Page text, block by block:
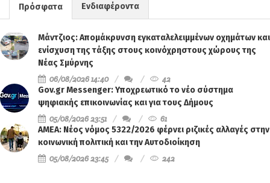
Πρόσφατα Ενδιαφέροντα
Μάντζιος: Απομάκρυνση εγκαταλελειμμένων οχημάτων και
ενίσχυση της τάξης στους κοινόχρηστους χώρους της
Νέας Σμύρνης
06/08/2026 14:40
42
Gov.gr Messenger: Υποχρεωτικό το νέο σύστημα
ψηφιακής επικοινωνίας και για τους Δήμους
05/08/2026 23:51
61
ΑΜΕΑ: Νέος νόμος 5322/2026 φέρνει ριζικές αλλαγές στην
κοινωνική πολιτική και την Αυτοδιοίκηση
05/08/2026 23:45
242